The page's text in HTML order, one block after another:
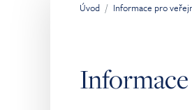
Jsi tady:
Úvod Informace pro
Informace